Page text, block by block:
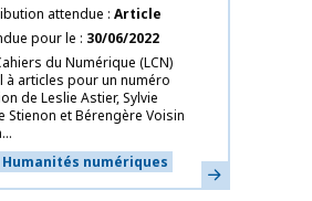
attendue Article
pour le
30/06/2022
du Numérique (LCN)
à articles pour un numéro
de Leslie Astier, Sylvie
Stienon et Bérengère Voisin
Humanités numériques En savoir plus